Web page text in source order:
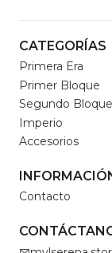
CATEGORÍAS
Primera Era
Primer Bloque
Segundo Bloque
Imperio
Accesorios
Contacto